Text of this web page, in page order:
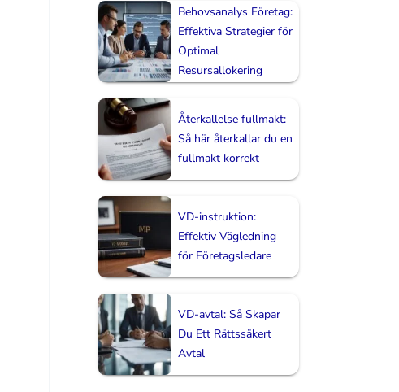
Behovsanalys Företag:
Effektiva Strategier för
Optimal
Resursallokering
Återkallelse fullmakt:
Så här återkallar du en
fullmakt korrekt
VD-instruktion:
Effektiv Vägledning
för Företagsledare
VD-avtal: Så Skapar
Du Ett Rättssäkert
Avtal